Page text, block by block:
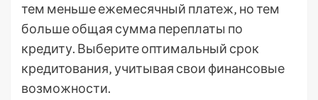
тем меньше ежемесячный платеж‚ но тем
больше общая сумма переплаты по
кредиту. Выберите оптимальный срок
кредитования‚ учитывая свои финансовые
возможности.